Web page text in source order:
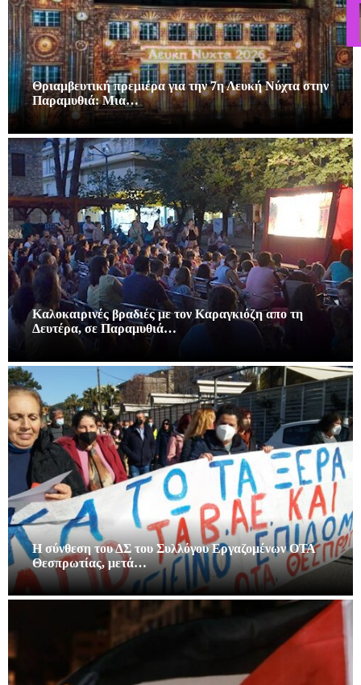
Θριαμβευτική πρεμιέρα για την 7η Λευκή Νύχτα στην
Παραμυθιά: Μια…
Καλοκαιρινές βραδιές με τον Καραγκιόζη απο τη
Δευτέρα, σε Παραμυθιά…
Η σύνθεση του ΔΣ του Συλλόγου Εργαζομένων ΟΤΑ
Θεσπρωτίας, μετά…